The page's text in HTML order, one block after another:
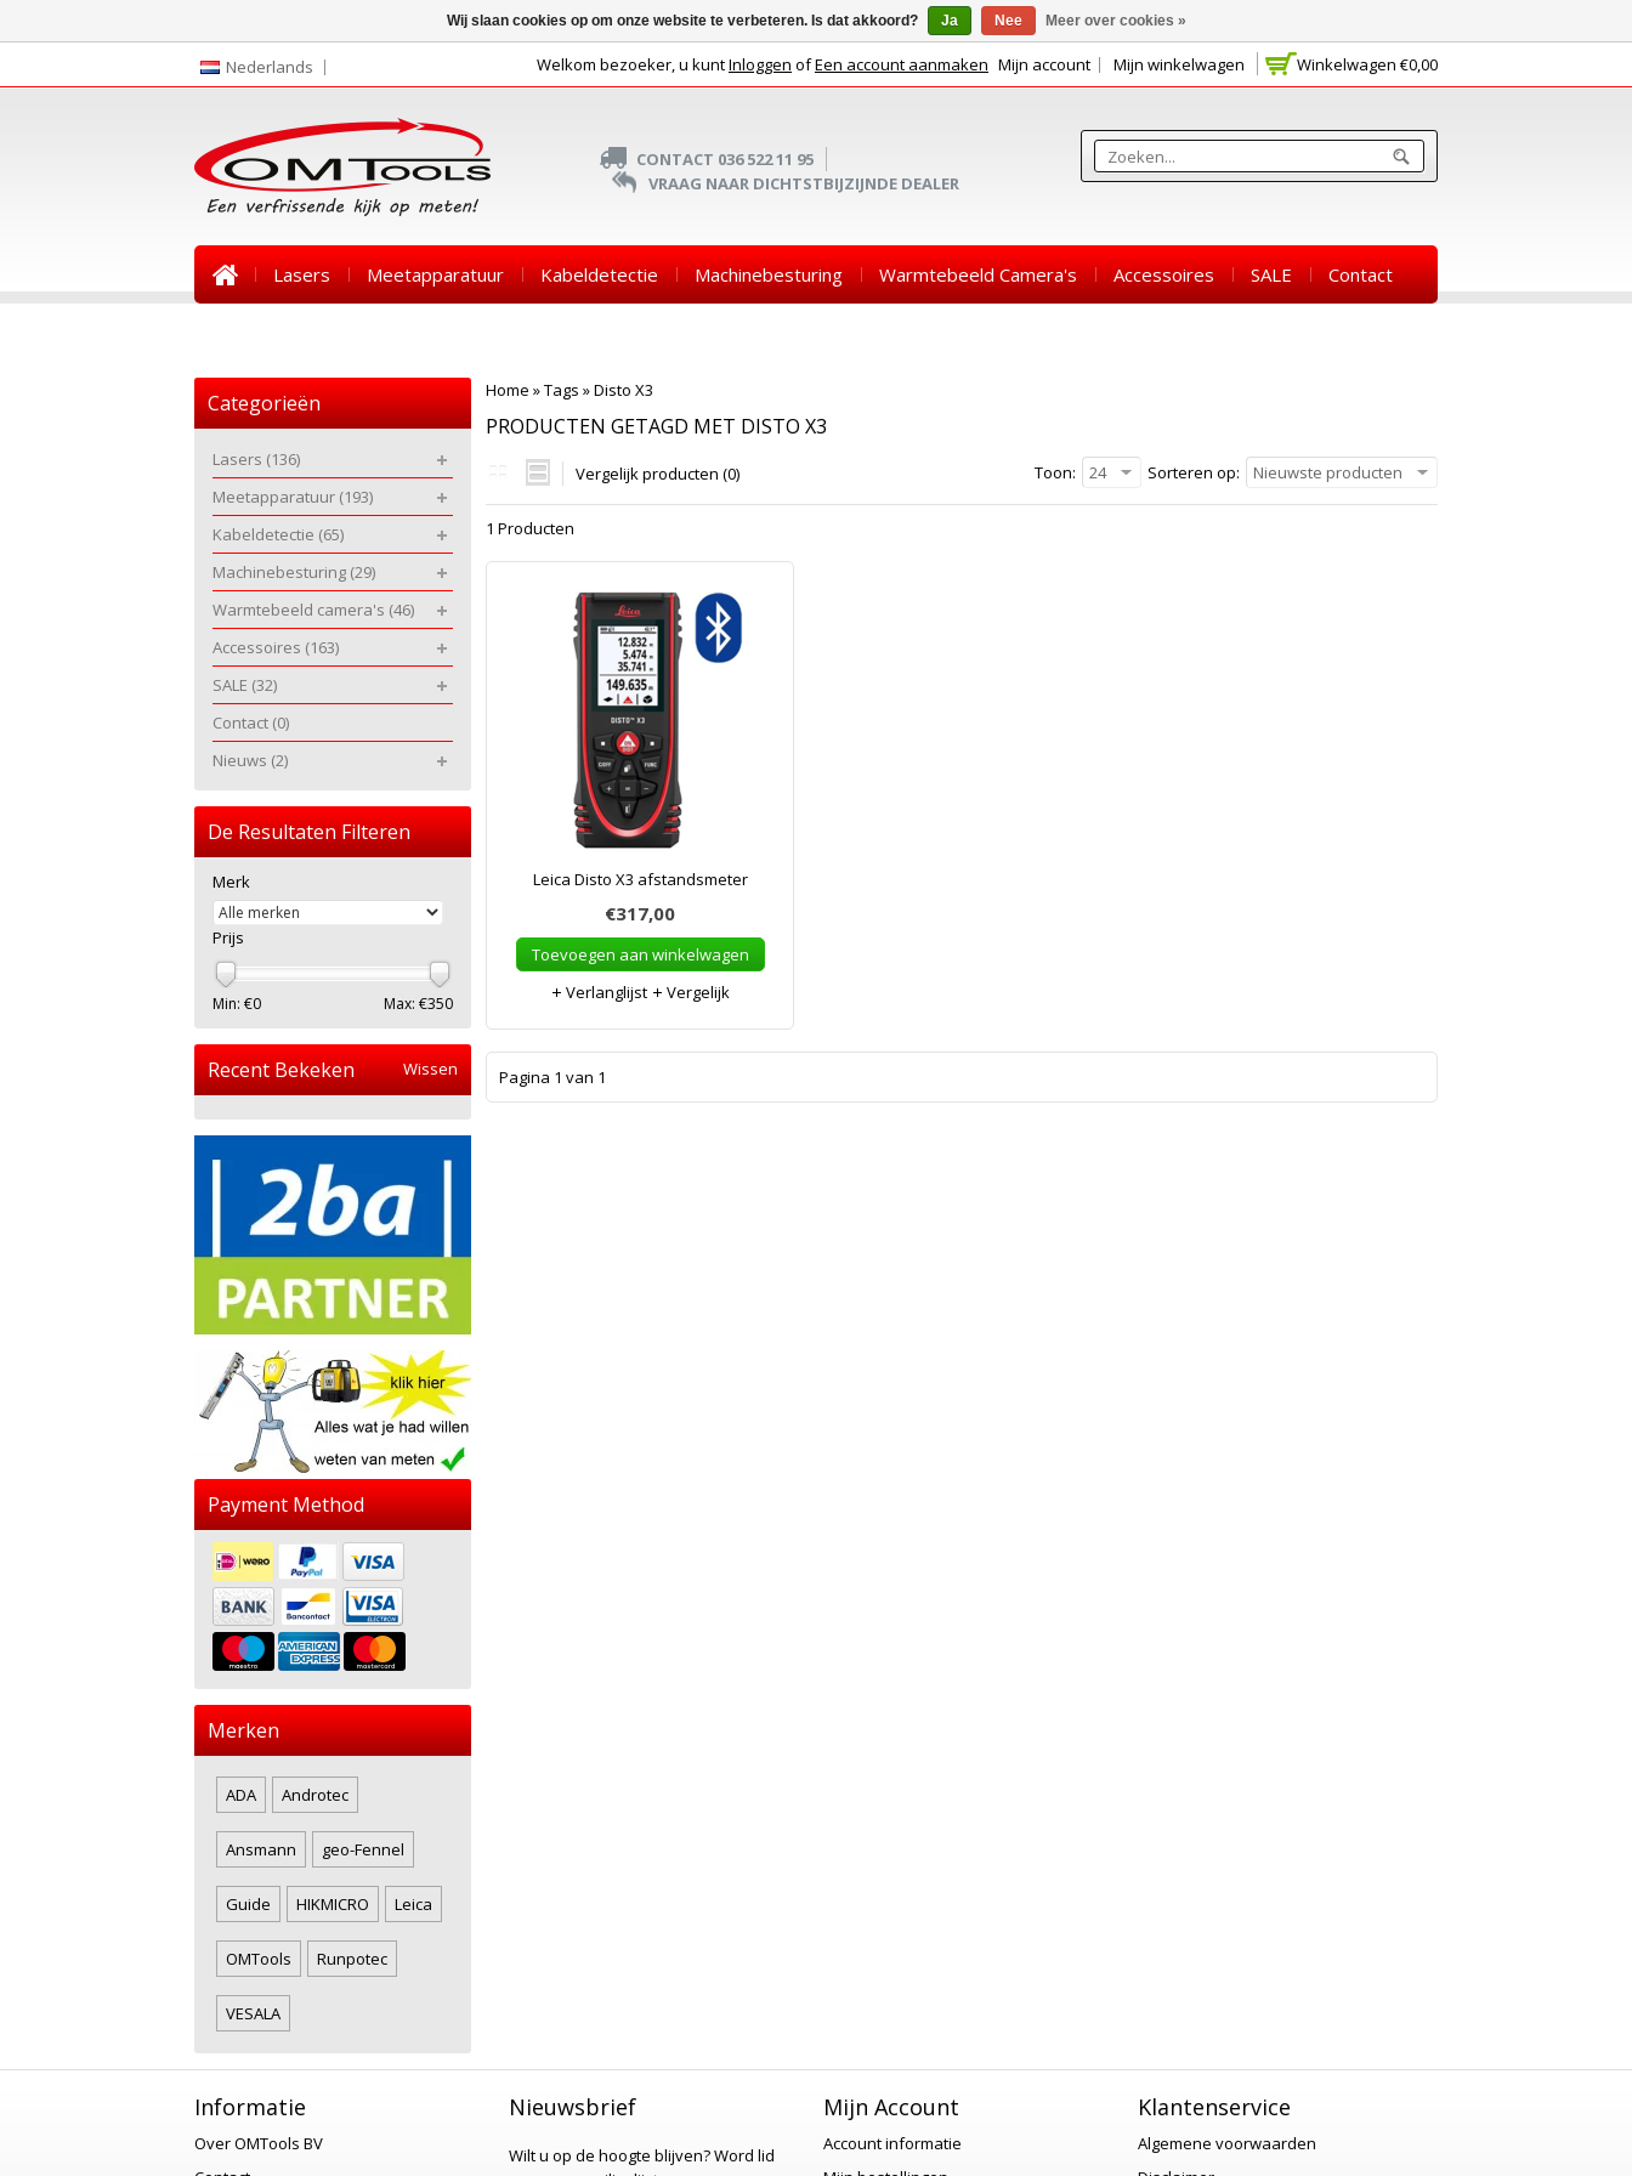
Nederlands Winkelwagen €0,00
Welkom bezoeker, u kuntInloggen ofEen account aanmaken Mijn account Mijn winkelwagen
CONTACT 036 522 11 95
VRAAG NAAR DICHTSTBIJZIJNDE DEALER
Lasers Meetapparatuur Kabeldetectie Machinebesturing Warmtebeeld Camera's Accessoires SALE Contact
Home »Tags »Disto X3
PRODUCTEN GETAGD MET DISTO X3
Vergelijk producten (0) Sorteren op: Nieuwste producten
Toon: 24
1 Producten
Leica Disto X3 afstandsmeter
€317,00
Toevoegen aan winkelwagen
Verlanglijst
Vergelijk
Pagina 1 van 1
Categorieën
Lasers (136)
Meetapparatuur (193)
Kabeldetectie (65)
Machinebesturing (29)
Warmtebeeld camera's (46)
Accessoires (163)
SALE (32)
Contact (0)
Nieuws (2)
De Resultaten Filteren
Merk
Prijs
Min: €0 Max: €350
Recent Bekeken Wissen
Payment Method
Merken
ADA Androtec
Ansmann geo-Fennel
Guide HIKMICRO Leica
OMTools Runpotec
VESALA
Informatie
Over OMTools BV
Nieuwsbrief
Wilt u op de hoogte blijven?Word lid
Mijn Account
Account informatie
Klantenservice
Algemene voorwaarden
Wij slaan cookies op om onze website te verbeteren. Is dat akkoord? Ja Nee Meer over cookies »